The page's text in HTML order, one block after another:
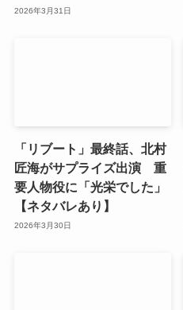
2026年3月31日
「リブート」最終話、北村
匠海がサプライズ出演 重
要人物役に「光栄でした」
【ネタバレあり】
2026年3月30日